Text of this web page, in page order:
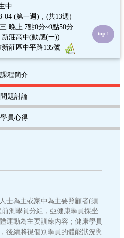
中
04 (第一週)，(共13週)
晚上 7點0分~9點50分
新莊高中(動感(一))
新莊區中平路135號
課程簡介
問題討論
學員心得
士為主或家中為主要照顧者(須
測學員分組，亞健康學員採坐
運動為主要訓練內容；健康學員
後續將視個別學員的體能狀況與
top↑